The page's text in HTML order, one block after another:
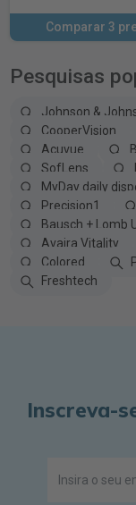
Comparar 3
Pesquisas
Johnson &
CooperVision
Acuvue
SofLens
MyDay daily
Precision1
Bausch + Lomb
Avaira Vitality
Colored
Freshtech
Inscreva-